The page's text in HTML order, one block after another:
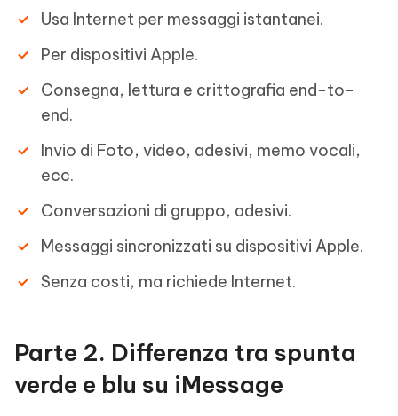
Usa Internet per messaggi istantanei.
Per dispositivi Apple.
Consegna, lettura e crittografia end-to-
end.
Invio di Foto, video, adesivi, memo vocali,
ecc.
Conversazioni di gruppo, adesivi.
Messaggi sincronizzati su dispositivi Apple.
Senza costi, ma richiede Internet.
Parte 2. Differenza tra spunta
verde e blu su iMessage